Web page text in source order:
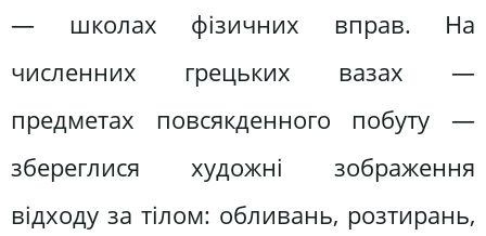
— школах фізичних вправ. На
численних грецьких вазах —
предметах повсякденного побуту —
збереглися художні зображення
відходу за тілом: обливань, розтирань,